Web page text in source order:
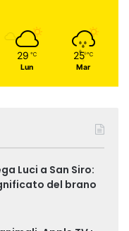
29 ℃
Lun
25 ℃
Mar
Luci a San Siro:
del brano